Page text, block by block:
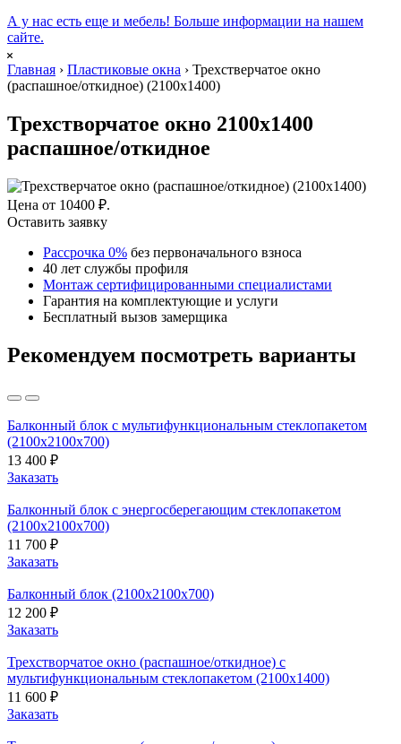
А у нас есть еще и мебель! Больше информации на нашем
сайте.
Главная › Пластиковые окна › Трехстверчатое окно
(распашное/откидное) (2100х1400)
Трехстворчатое окно 2100х1400
распашное/откидное
Цена от 10400 ₽.
Оставить заявку
Рассрочка 0% без первоначального взноса
40 лет службы профиля
Монтаж сертифицированными специалистами
Гарантия на комплектующие и услуги
Бесплатный вызов замерщика
Рекомендуем посмотреть варианты
Балконный блок с мультифункциональным стеклопакетом
(2100х2100х700)
13 400 ₽
Заказать
Балконный блок с энергосберегающим стеклопакетом
(2100х2100х700)
11 700 ₽
Заказать
Балконный блок (2100х2100х700)
12 200 ₽
Заказать
Трехстворчатое окно (распашное/откидное) с
мультифункциональным стеклопакетом (2100х1400)
11 600 ₽
Заказать